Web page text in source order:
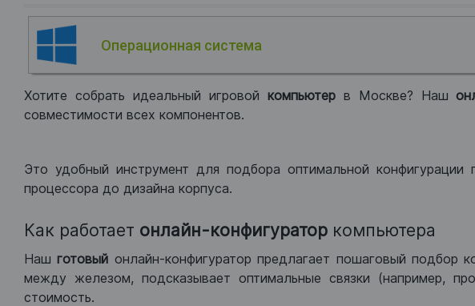
Операционная система
Хотите собрать идеальный игровой компьютер в Москве? Наш
совместимости всех компонентов.
Это удобный инструмент для подбора оптимальной
процессора до дизайна корпуса.
Как работает онлайн-конфигуратор компьютера
Нашготовый онлайн-конфигуратор предлагает пошаговый подбор
между железом, подсказывает оптимальные связки (например,
стоимость.